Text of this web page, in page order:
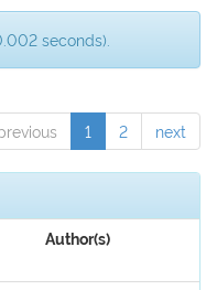
seconds).
1 2 next
Author(s)